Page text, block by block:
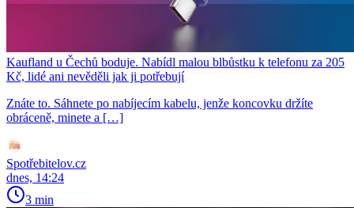
Kaufland u Čechů boduje. Nabídl malou blbůstku k telefonu za 205
Kč, lidé ani nevěděli jak ji potřebují
Znáte to. Sáhnete po nabíjecím kabelu, jenže koncovku držíte
obráceně, minete a […]
Spotřebitelov.cz
dnes, 14:24
3 min